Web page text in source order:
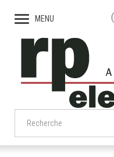
MENU